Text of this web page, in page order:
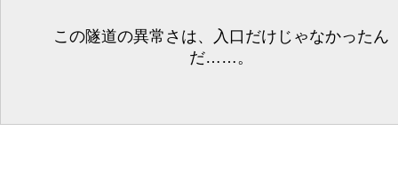
この隧道の異常さは、入口だけじゃなかったん
だ……。